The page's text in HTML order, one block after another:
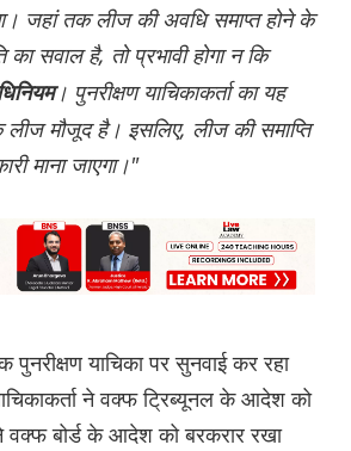
जहां तक लीज की अवधि समाप्त होने के
का सवाल है, तोप्रभावी होगा न कि
। पुनरीक्षण याचिकाकर्ता का यह
लीज मौजूद है। इसलिए, लीज की समाप्ति
माना जाएगा।"
पुनरीक्षण याचिका पर सुनवाई कर रहा
ने वक्फ ट्रिब्यूनल के आदेश को
वक्फ बोर्ड के आदेश को बरकरार रखा